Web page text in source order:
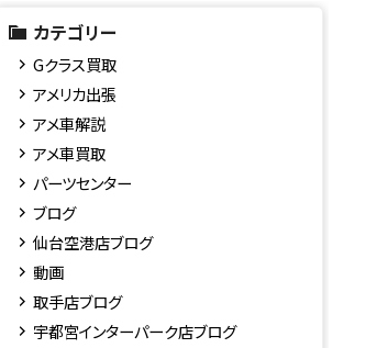
カテゴリー
Gクラス買取
アメリカ出張
アメ車解説
アメ車買取
パーツセンター
ブログ
仙台空港店ブログ
動画
取手店ブログ
宇都宮インターパーク店ブログ